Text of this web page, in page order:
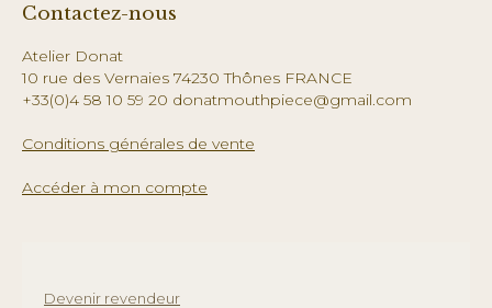
Contactez-nous
Atelier Donat
10 rue des Vernaies 74230 Thônes FRANCE
+33(0)4 58 10 59 20 donatmouthpiece@gmail.com
Conditions générales de vente
Accéder à mon compte
Devenir revendeur